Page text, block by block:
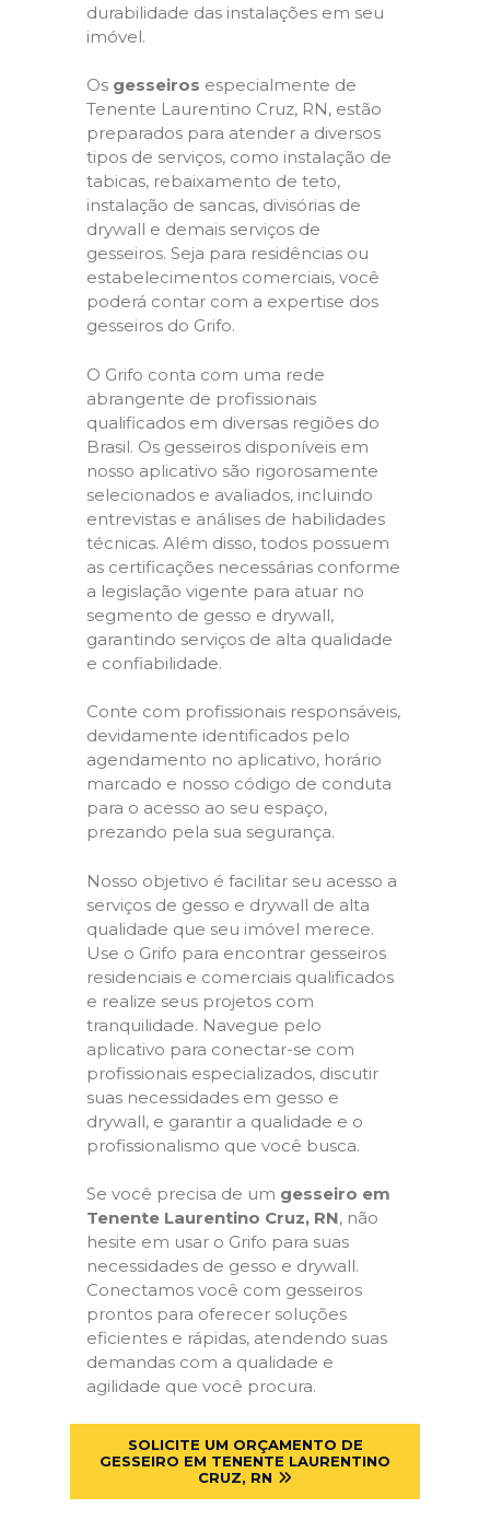
durabilidade das instalações em seu
imóvel.
Os gesseiros especialmente de
Tenente Laurentino Cruz, RN, estão
preparados para atender a diversos
tipos de serviços, como instalação de
tabicas, rebaixamento de teto,
instalação de sancas, divisórias de
drywall e demais serviços de
gesseiros. Seja para residências ou
estabelecimentos comerciais, você
poderá contar com a expertise dos
gesseiros do Grifo.
O Grifo conta com uma rede
abrangente de profissionais
qualificados em diversas regiões do
Brasil. Os gesseiros disponíveis em
nosso aplicativo são rigorosamente
selecionados e avaliados, incluindo
entrevistas e análises de habilidades
técnicas. Além disso, todos possuem
as certificações necessárias conforme
a legislação vigente para atuar no
segmento de gesso e drywall,
garantindo serviços de alta qualidade
e confiabilidade.
Conte com profissionais responsáveis,
devidamente identificados pelo
agendamento no aplicativo, horário
marcado e nosso código de conduta
para o acesso ao seu espaço,
prezando pela sua segurança.
Nosso objetivo é facilitar seu acesso a
serviços de gesso e drywall de alta
qualidade que seu imóvel merece.
Use o Grifo para encontrar gesseiros
residenciais e comerciais qualificados
e realize seus projetos com
tranquilidade. Navegue pelo
aplicativo para conectar-se com
profissionais especializados, discutir
suas necessidades em gesso e
drywall, e garantir a qualidade e o
profissionalismo que você busca.
Se você precisa de um gesseiro em
Tenente Laurentino Cruz, RN, não
hesite em usar o Grifo para suas
necessidades de gesso e drywall.
Conectamos você com gesseiros
prontos para oferecer soluções
eficientes e rápidas, atendendo suas
demandas com a qualidade e
agilidade que você procura.
SOLICITE UM ORÇAMENTO DE
GESSEIRO EM TENENTE LAURENTINO
CRUZ, RN